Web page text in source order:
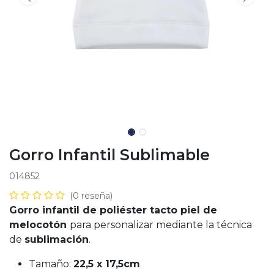
Gorro Infantil Sublimable
014852
(0 reseña)
Gorro infantil de poliéster tacto piel de
melocotón para personalizar mediante la técnica
de sublimación.
Tamaño: 22,5 x 17,5cm